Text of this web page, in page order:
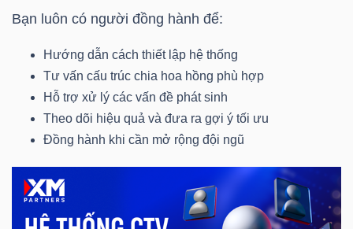
Bạn luôn có người đồng hành để:
Hướng dẫn cách thiết lập hệ thống
Tư vấn cấu trúc chia hoa hồng phù hợp
Hỗ trợ xử lý các vấn đề phát sinh
Theo dõi hiệu quả và đưa ra gợi ý tối ưu
Đồng hành khi cần mở rộng đội ngũ
ĐÔNG
DƯƠNG
TÀI
CHÍNH